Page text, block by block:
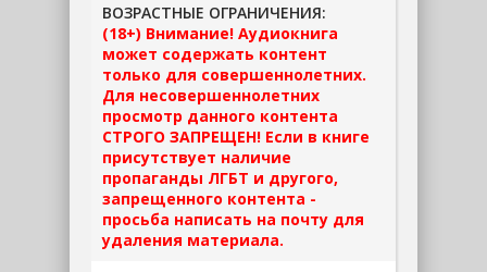
ВОЗРАСТНЫЕ ОГРАНИЧЕНИЯ:
(18+) Внимание! Аудиокнига
может содержать контент
только для совершеннолетних.
Для несовершеннолетних
просмотр данного контента
СТРОГО ЗАПРЕЩЕН! Если в книге
присутствует наличие
пропаганды ЛГБТ и другого,
запрещенного контента -
просьба написать на почту для
удаления материала.